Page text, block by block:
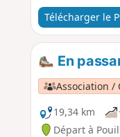
Télécharger le
En
Association /
19,34 km
Départ à